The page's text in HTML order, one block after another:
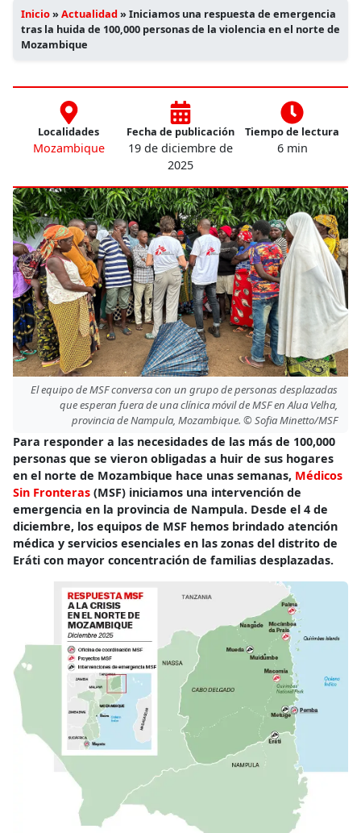
Inicio»Actualidad»Iniciamos una respuesta de emergencia
tras la huida de 100,000 personas de la violencia en el norte de
Mozambique
Localidades
Mozambique
Fecha de publicación
19 de diciembre de
2025
Tiempo de lectura
6 min
El equipo de MSF conversa con un grupo de personas desplazadas
que esperan fuera de una clínica móvil de MSF en Alua Velha,
provincia de Nampula, Mozambique. © Sofia Minetto/MSF
Para responder a las necesidades de las más de 100,000
personas que se vieron obligadas a huir de sus hogares
en el norte de Mozambique hace unas semanas, Médicos
Sin Fronteras (MSF) iniciamos una intervención de
emergencia en la provincia de Nampula. Desde el 4 de
diciembre, los equipos de MSF hemos brindado atención
médica y servicios esenciales en las zonas del distrito de
Eráti con mayor concentración de familias desplazadas.